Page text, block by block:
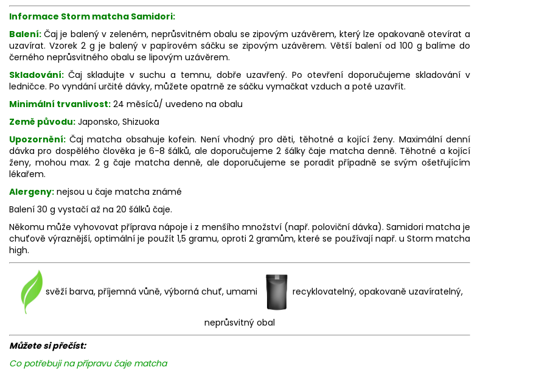
Informace Storm matcha Samidori:
Balení: Čaj je balený v zeleném, neprůsvitném obalu se zipovým uzávěrem, který lze opakovaně otevírat a
uzavírat. Vzorek 2 g je balený v papírovém sáčku se zipovým uzávěrem. Větší balení od 100 g balíme do
černého neprůsvitného obalu se lipovým uzávěrem.
Skladování: Čaj skladujte v suchu a temnu, dobře uzavřený. Po otevření doporučujeme skladování v
ledničce. Po vyndání určité dávky, můžete opatrně ze sáčku vymačkat vzduch a poté uzavřít.
Minimální trvanlivost: 24 měsíců/ uvedeno na obalu
Země původu: Japonsko, Shizuoka
Upozornění: Čaj matcha obsahuje kofein. Není vhodný pro děti, těhotné a kojící ženy. Maximální denní
dávka pro dospělého člověka je 6-8 šálků, ale doporučujeme 2 šálky čaje matcha denně. Těhotné a kojící
ženy, mohou max. 2 g čaje matcha denně, ale doporučujeme se poradit případně se svým ošetřujícím
lékařem.
Alergeny: nejsou u čaje matcha známé
Balení 30 g vystačí až na 20 šálků čaje.
Někomu může vyhovovat příprava nápoje i z menšího množství (např. poloviční dávka). Samidori matcha je
chuťově výraznější, optimální je použít 1,5 gramu, oproti 2 gramům, které se používají např. u Storm matcha
high.
svěží barva, příjemná vůně, výborná chuť, umami recyklovatelný, opakovaně uzavíratelný,
neprůsvitný obal
Můžete si přečíst:
Co potřebuji na přípravu čaje matcha